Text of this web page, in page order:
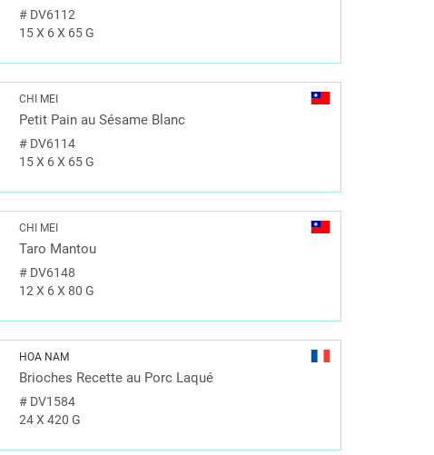
# DV6112
15 X 6 X 65 G
CHI MEI
Petit Pain au Sésame Blanc
# DV6114
15 X 6 X 65 G
CHI MEI
Taro Mantou
# DV6148
12 X 6 X 80 G
HOA NAM
Brioches Recette au Porc Laqué
# DV1584
24 X 420 G